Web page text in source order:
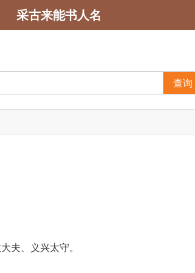
采古来能书人名
查询
夫、义兴太守。